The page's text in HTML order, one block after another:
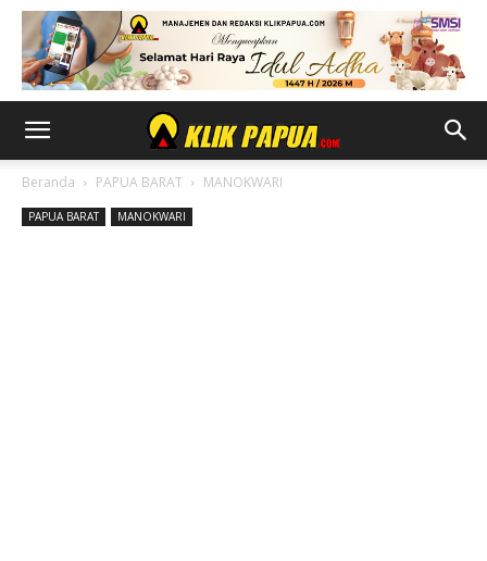
Beranda PAPUA BARAT MANOKWARI
PAPUA BARAT MANOKWARI